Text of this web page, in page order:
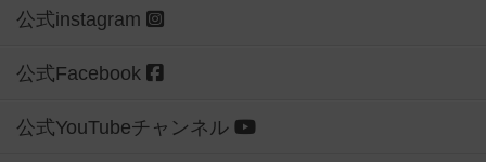
公式instagram
公式Facebook
公式YouTubeチャンネル